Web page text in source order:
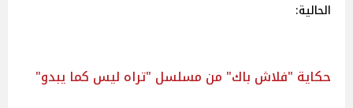
الحالية:
حكاية "فلاش باك" من مسلسل "تراه ليس كما يبدو"